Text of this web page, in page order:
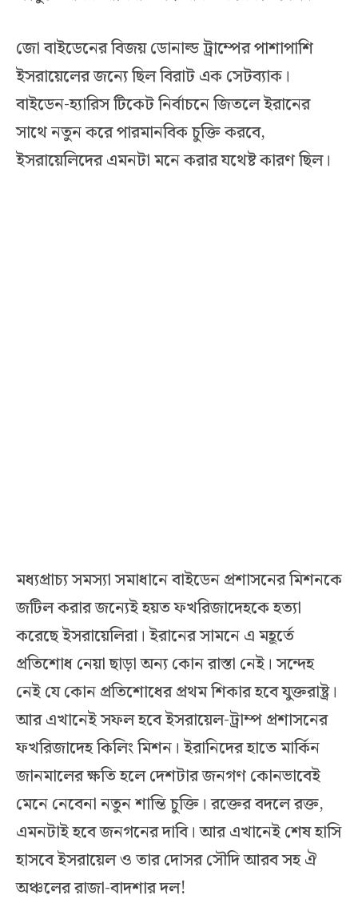
জো বাইডেনের বিজয় ডোনাল্ড ট্রাম্পের পাশাপাশি
ইসরায়েলের জন্যে ছিল বিরাট এক সেটব্যাক।
বাইডেন-হ্যারিস টিকেট নির্বাচনে জিতলে ইরানের
সাথে নতুন করে পারমানবিক চুক্তি করবে,
ইসরায়েলিদের এমনটা মনে করার যথেষ্ট কারণ ছিল।
মধ্যপ্রাচ্য সমস্যা সমাধানে বাইডেন প্রশাসনের মিশনকে
জটিল করার জন্যেই হয়ত ফখরিজাদেহকে হত্যা
করেছে ইসরায়েলিরা। ইরানের সামনে এ মহূর্তে
প্রতিশোধ নেয়া ছাড়া অন্য কোন রাস্তা নেই। সন্দেহ
নেই যে কোন প্রতিশোধের প্রথম শিকার হবে যুক্তরাষ্ট্র।
আর এখানেই সফল হবে ইসরায়েল-ট্রাম্প প্রশাসনের
ফখরিজাদেহ কিলিং মিশন। ইরানিদের হাতে মার্কিন
জানমালের ক্ষতি হলে দেশটার জনগণ কোনভাবেই
মেনে নেবেনা নতুন শান্তি চুক্তি। রক্তের বদলে রক্ত,
এমনটাই হবে জনগনের দাবি। আর এখানেই শেষ হাসি
হাসবে ইসরায়েল ও তার দোসর সৌদি আরব সহ ঐ
অঞ্চলের রাজা-বাদশার দল!